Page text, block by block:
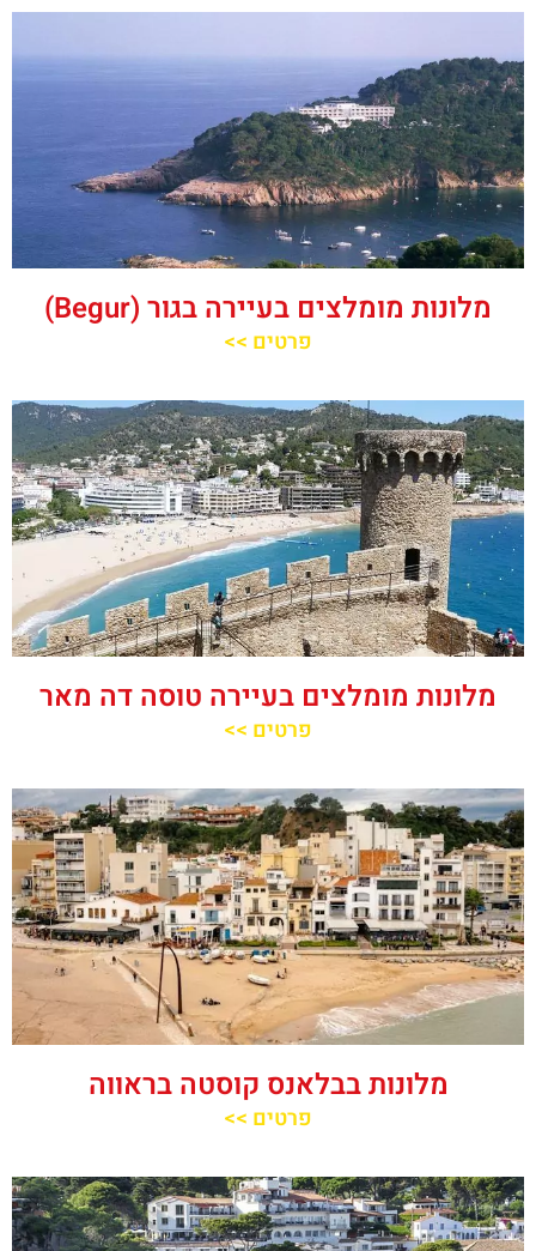
מלונות מומלצים בעיירה בגור (Begur)
פרטים >>
מלונות מומלצים בעיירה טוסה דה מאר
פרטים >>
מלונות בבלאנס קוסטה בראווה
פרטים >>